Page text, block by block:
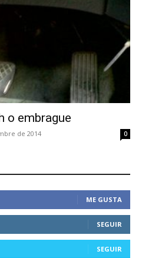
o embrague
de 2014 0
ME GUSTA
SEGUIR
SEGUIR